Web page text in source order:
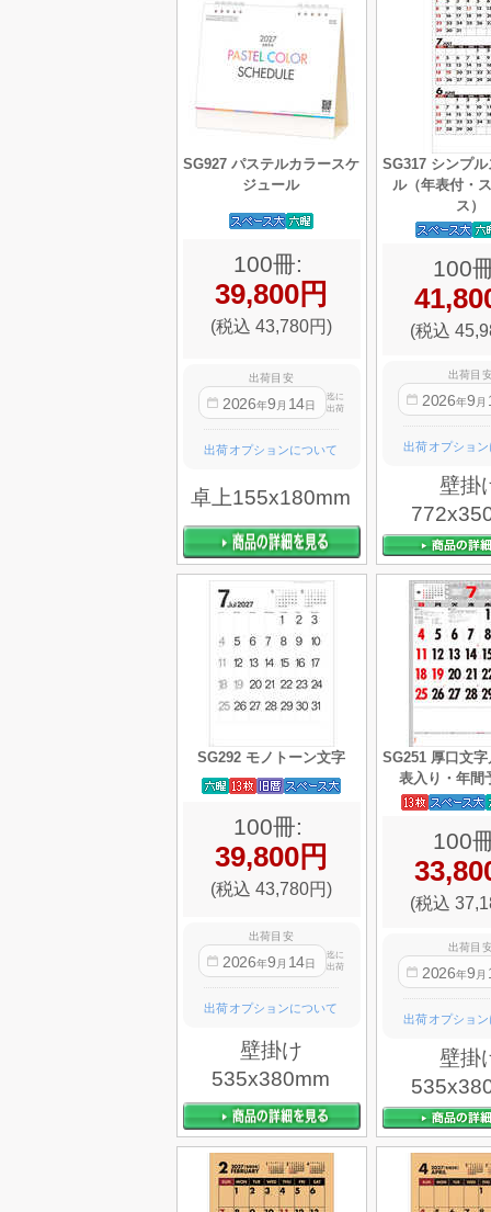
SG927 パステルカラースケ
ジュール
100冊:
39,800円
(税込 43,780円)
出荷目安
2026年9 月 14日
迄に
出荷
出荷オプションについて
卓上155x180mm
SG317 シンプ
ル（年表付・
ス）
100
(税込
出荷目
2026年9 月
出荷オプショ
壁掛
SG292 モノトーン文字
100冊:
39,800円
(税込 43,780円)
出荷目安
2026年9 月 14日
迄に
出荷
出荷オプションについて
壁掛け
535x380mm
SG251 厚口文
表入り・年間
100
(税込
出荷目
2026年9 月
出荷オプショ
壁掛